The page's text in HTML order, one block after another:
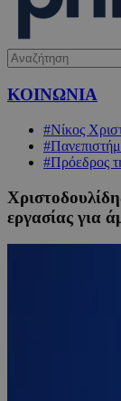
ΚΟΙΝΩΝΙΑ
#Νίκος
#Πρόεδρος
εργασίας για